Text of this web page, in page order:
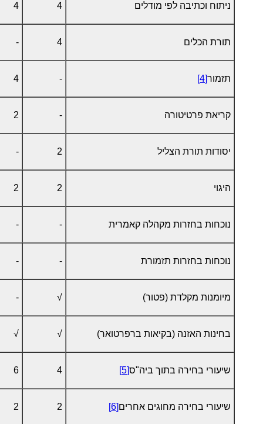
ניתוח וכתיבה לפי מודלים 4
4
תורת הכלים 4
-
תזמור[4]
-
4
קריאת פרטיטורה -
2
יסודות תורת הצליל 2
-
היגוי 2
2
נוכחות בחזרות מקהלה קאמרית -
-
נוכחות בחזרות תזמורת -
-
מיומנות מקלדת (פטור) √
-
בחינות האזנה (בקיאות ברפרטואר) √
√
שיעורי בחירה בתוך ביה"ס[5]
4
6
שיעורי בחירה מחוגים אחרים[6]
2
2